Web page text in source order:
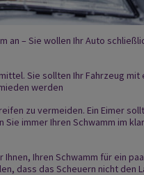
an – Sie wollen Ihr Auto
Sie sollten Ihr Fahrzeug
werden
zu vermeiden. Ein Eimer
immer Ihren Schwamm im
Ihren Schwamm für ein
dass das Scheuern nicht den